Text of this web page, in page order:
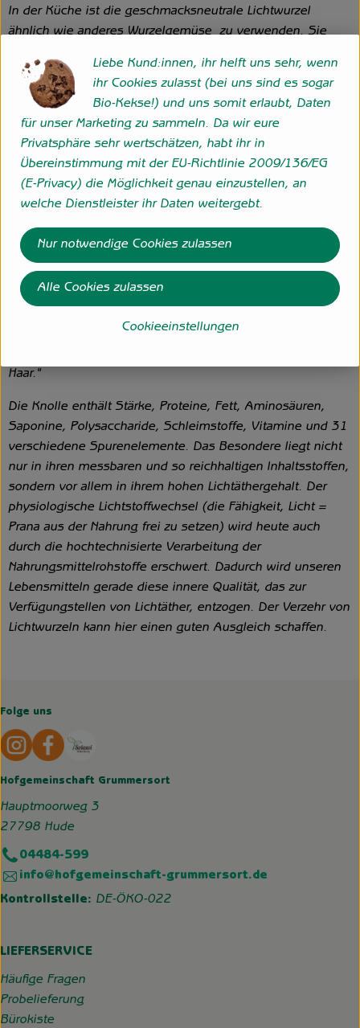
In der Küche ist die geschmacksneutrale Lichtwurzel
ähnlich wie anderes Wurzelgemüse zu verwenden. Sie
braten und kochen, grillen und frittieren. Der beim
Schneiden austretende Schleim ist artspezifisch und
verschwindet durch Erhitzen.
Pro Person werden 100 g Lichtwurzel für ein
Gemüsegericht veranschlagt.
Was ist drin?
In einem chinesischen Heilkräuterbuch steht über die
Lichtwurzel:
"Shan Yao - süß, neutral, wirkt auf die Funktionen von Milz,
Haut und Haar ist schon lange bekannt, sie schenkt einen
Haar."
Die Knolle enthält Stärke, Proteine, Fett, Aminosäuren,
Saponine, Polysaccharide, Schleimstoffe, Vitamine und 31
verschiedene Spurenelemente. Das Besondere liegt nicht
nur in ihren messbaren und so reichhaltigen Inhaltsstoffen,
sondern vor allem in ihrem hohen Lichtäthergehalt. Der
physiologische Lichtstoffwechsel (die Fähigkeit, Licht =
Prana aus der Nahrung frei zu setzen) wird heute auch
durch die hochtechnisierte Verarbeitung der
Nahrungsmittelrohstoffe erschwert. Dadurch wird unseren
Lebensmitteln gerade diese innere Qualität, das zur
Verfügungstellen von Lichtäther, entzogen. Der Verzehr von
Lichtwurzeln kann hier einen guten Ausgleich schaffen.
Folge uns
Externer Link zu https://www.instagram.com/
Hofgemeinschaft Grummersort
Hauptmoorweg 3
27798 Hude
04484-599
info@hofgemeinschaft-grummersort.de
Kontrollstelle: DE-ÖKO-022
LIEFERSERVICE
Häufige Fragen
Probelieferung
Bürokiste
Liebe Kund:innen, ihr helft uns sehr, wenn
ihr Cookies zulasst (bei uns sind es sogar
Bio-Kekse!) und uns somit erlaubt, Daten
für unser Marketing zu sammeln. Da wir eure
Privatsphäre sehr wertschätzen, habt ihr in
Übereinstimmung mit der EU-Richtlinie 2009/136/EG
(E-Privacy) die Möglichkeit genau einzustellen, an
welche Dienstleister ihr Daten weitergebt.
Cookieeinstellungen
Nur notwendige Cookies zulassen
Alle Cookies zulassen